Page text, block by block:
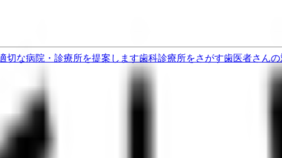
切な病院・診療所を提案します歯科診療所をさがす歯医者さん